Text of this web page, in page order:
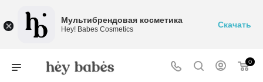
0
Мультибрендовая косметика
Hey! Babes Cosmetics Скачать